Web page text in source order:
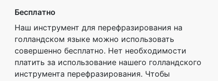
Бесплатно
Наш инструмент для перефразирования на
голландском языке можно использовать
совершенно бесплатно. Нет необходимости
платить за использование нашего голландского
инструмента перефразирования. Чтобы